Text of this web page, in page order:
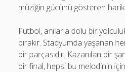
müziğin gücünü gösteren
Futbol, anılarla dolu bir
bırakır. Stadyumda yaşanan
bir parçasıdır. Kazanılan bir
bir final, hepsi bu melodinin